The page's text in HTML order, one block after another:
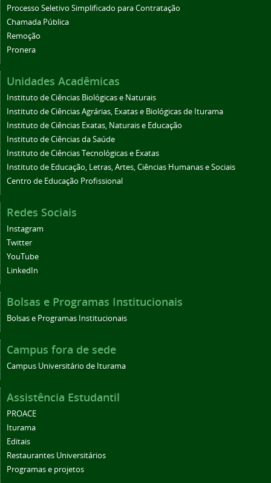
Processo Seletivo Simplificado para Contratação
Chamada Pública
Remoção
Pronera
Unidades Acadêmicas
Instituto de Ciências Biológicas e Naturais
Instituto de Ciências Agrárias, Exatas e Biológicas de Iturama
Instituto de Ciências Exatas, Naturais e Educação
Instituto de Ciências da Saúde
Instituto de Ciências Tecnológicas e Exatas
Instituto de Educação, Letras, Artes, Ciências Humanas e Sociais
Centro de Educação Profissional
Redes Sociais
Instagram
Twitter
YouTube
LinkedIn
Bolsas e Programas Institucionais
Bolsas e Programas Institucionais
Campus fora de sede
Campus Universitário de Iturama
Assistência Estudantil
PROACE
Iturama
Editais
Restaurantes Universitários
Programas e projetos